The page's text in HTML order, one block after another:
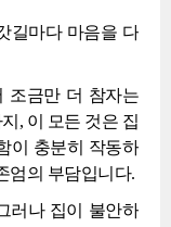
길마다 마음을 다
조금만 더 참자는
, 이 모든 것은 집
이 충분히 작동하
엄의 부담입니다.
러나 집이 불안하